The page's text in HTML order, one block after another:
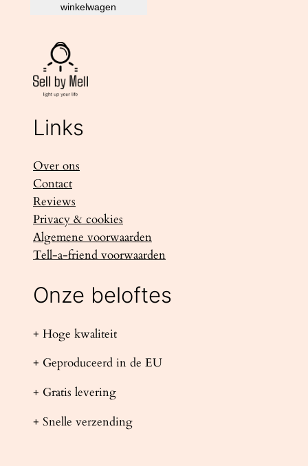
winkelwagen
Links
Over ons
Contact
Reviews
Privacy & cookies
Algemene voorwaarden
Tell-a-friend voorwaarden
Onze beloftes
+ Hoge kwaliteit
+ Geproduceerd in de EU
+ Gratis levering
+ Snelle verzending